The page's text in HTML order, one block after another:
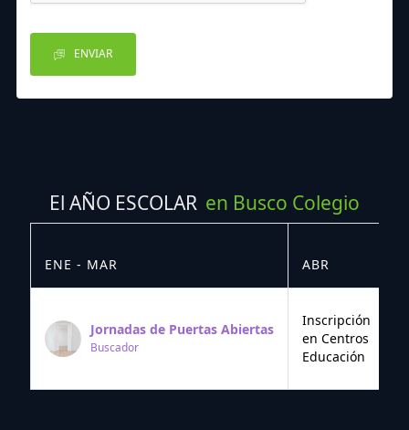
ENVIAR
El AÑO ESCOLAR en Busco Colegio
ENE - MAR ABR
Jornadas de Puertas Abiertas
Buscador
Inscripción
en Centros
Educación